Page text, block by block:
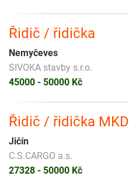
Řidič / řidička
Nemyčeves
SIVOKA stavby s.r.o.
45000 - 50000 Kč
Řidič / řidička MKD
Jičín
C.S.CARGO a.s.
27328 - 50000 Kč